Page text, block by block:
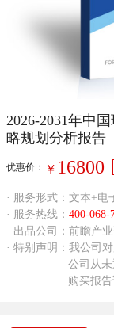
2026-2031年中
略规划分析报告
优惠价： ￥ 16800
· 服务形式：文本+电
· 服务热线： 400-068-
· 出品公司：前瞻产
· 特别声明：我公司
公司从未通过
购买报告请